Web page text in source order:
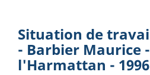
Situation de
- Barbier Maurice
l'Harmattan - 1996